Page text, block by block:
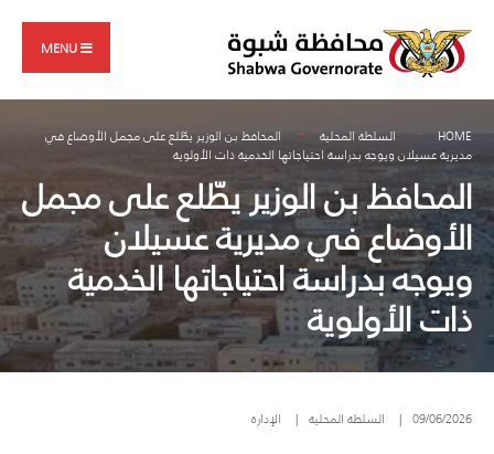
content
MENU
HOME السلطة المحلية
المحافظ بن الوزير يطّلع على مجمل الأوضاع في
مديرية عسيلان ويوجه بدراسة احتياجاتها الخدمية ذات الأولوية
المحافظ بن الوزير يطّلع على مجمل
الأوضاع في مديرية عسيلان
ويوجه بدراسة احتياجاتها الخدمية
ذات الأولوية
09/06/2026
| السلطة المحلية | الإدارة
for: